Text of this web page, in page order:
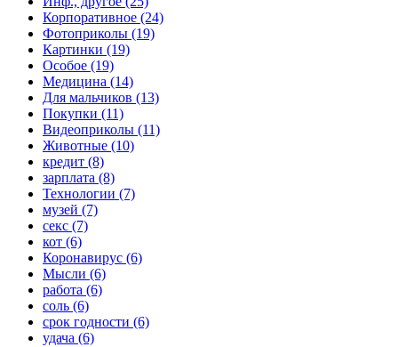
Корпоративное (24)
Фотоприколы (19)
Картинки (19)
Особое (19)
Медицина (14)
Для мальчиков (13)
Покупки (11)
Видеоприколы (11)
Животные (10)
кредит (8)
зарплата (8)
Технологии (7)
музей (7)
секс (7)
кот (6)
Коронавирус (6)
Мысли (6)
работа (6)
соль (6)
срок годности (6)
удача (6)